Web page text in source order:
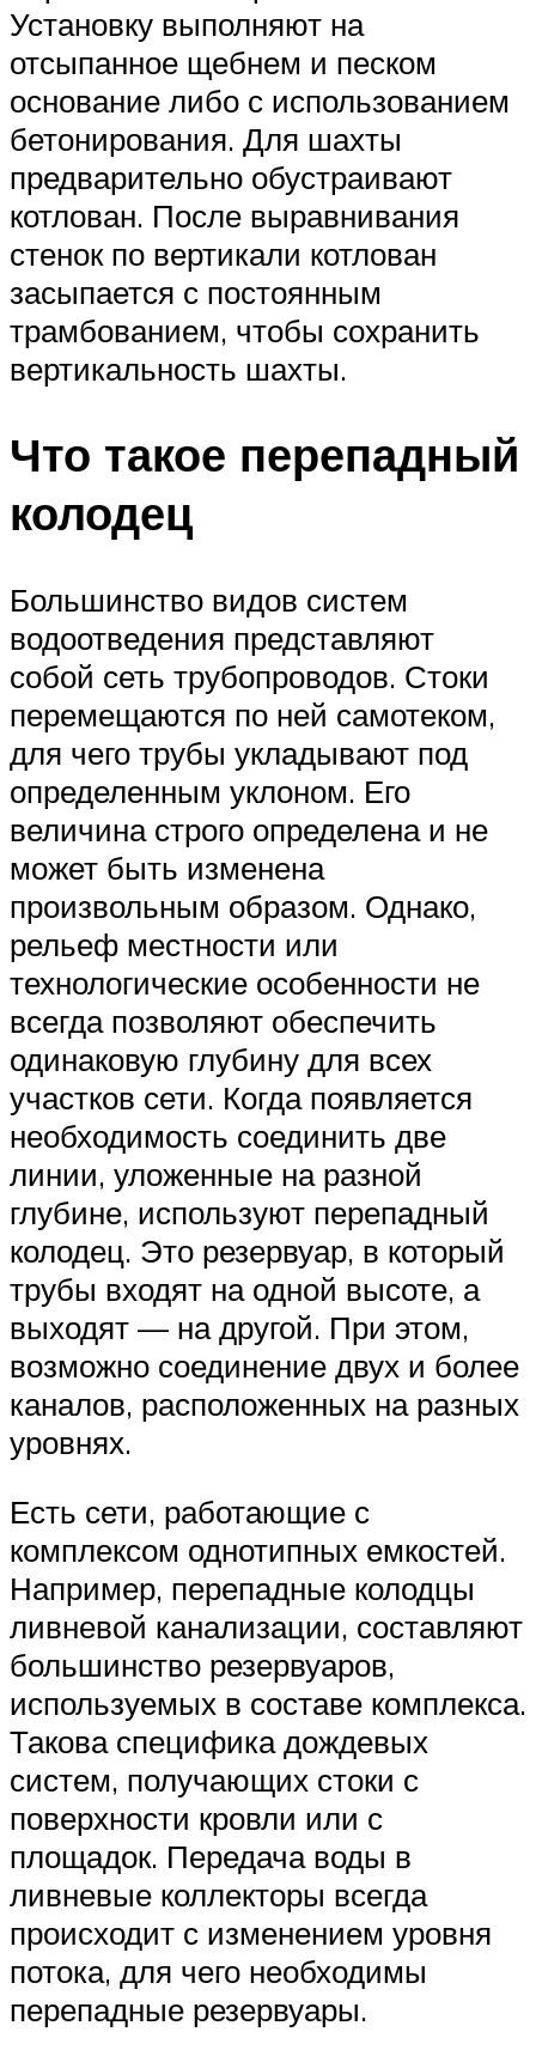
Установку выполняют на
отсыпанное щебнем и песком
основание либо с использованием
бетонирования. Для шахты
предварительно обустраивают
котлован. После выравнивания
стенок по вертикали котлован
засыпается с постоянным
трамбованием, чтобы сохранить
вертикальность шахты.
Что такое перепадный
колодец
Большинство видов систем
водоотведения представляют
собой сеть трубопроводов. Стоки
перемещаются по ней самотеком,
для чего трубы укладывают под
определенным уклоном. Его
величина строго определена и не
может быть изменена
произвольным образом. Однако,
рельеф местности или
технологические особенности не
всегда позволяют обеспечить
одинаковую глубину для всех
участков сети. Когда появляется
необходимость соединить две
линии, уложенные на разной
глубине, используют перепадный
колодец. Это резервуар, в который
трубы входят на одной высоте, а
выходят — на другой. При этом,
возможно соединение двух и более
каналов, расположенных на разных
уровнях.
Есть сети, работающие с
комплексом однотипных емкостей.
Например, перепадные колодцы
ливневой канализации, составляют
большинство резервуаров,
используемых в составе комплекса.
Такова специфика дождевых
систем, получающих стоки с
поверхности кровли или с
площадок. Передача воды в
ливневые коллекторы всегда
происходит с изменением уровня
потока, для чего необходимы
перепадные резервуары.